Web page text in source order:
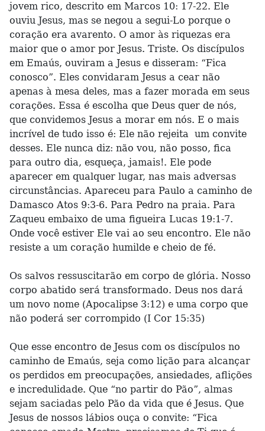
jovem rico, descrito em Marcos 10: 17-22. Ele
ouviu Jesus, mas se negou a segui-Lo porque o
coração era avarento. O amor às riquezas era
maior que o amor por Jesus. Triste. Os discípulos
em Emaús, ouviram a Jesus e disseram: “Fica
conosco”. Eles convidaram Jesus a cear não
apenas à mesa deles, mas a fazer morada em seus
corações. Essa é escolha que Deus quer de nós,
que convidemos Jesus a morar em nós. E o mais
incrível de tudo isso é: Ele não rejeita um convite
desses. Ele nunca diz: não vou, não posso, fica
para outro dia, esqueça, jamais!. Ele pode
aparecer em qualquer lugar, nas mais adversas
circunstâncias. Apareceu para Paulo a caminho de
Damasco Atos 9:3-6. Para Pedro na praia. Para
Zaqueu embaixo de uma figueira Lucas 19:1-7.
Onde você estiver Ele vai ao seu encontro. Ele não
resiste a um coração humilde e cheio de fé.
Os salvos ressuscitarão em corpo de glória. Nosso
corpo abatido será transformado. Deus nos dará
um novo nome (Apocalipse 3:12) e uma corpo que
não poderá ser corrompido (I Cor 15:35)
Que esse encontro de Jesus com os discípulos no
caminho de Emaús, seja como lição para alcançar
os perdidos em preocupações, ansiedades, aflições
e incredulidade. Que “no partir do Pão”, almas
sejam saciadas pelo Pão da vida que é Jesus. Que
Jesus de nossos lábios ouça o convite: “Fica